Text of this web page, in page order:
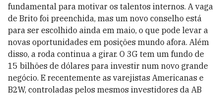
fundamental para motivar os talentos internos. A vaga
de Brito foi preenchida, mas um novo conselho está
para ser escolhido ainda em maio, o que pode levar a
novas oportunidades em posições mundo afora. Além
disso, a roda continua a girar. O 3G tem um fundo de
15 bilhões de dólares para investir num novo grande
negócio. E recentemente as varejistas Americanas e
B2W, controladas pelos mesmos investidores da AB